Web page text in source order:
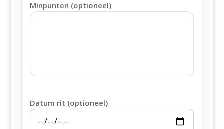
Minpunten (optioneel)
Datum rit (optioneel)